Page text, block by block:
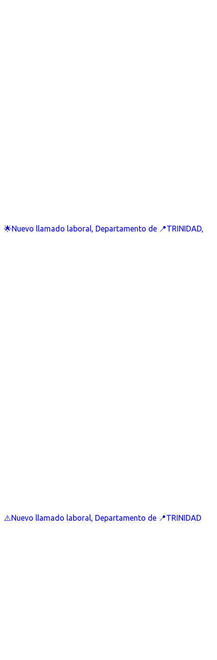
🌟Nuevo llamado laboral, Departamento de 📍TRINIDAD,
⚠️Nuevo llamado laboral, Departamento de 📍TRINIDAD